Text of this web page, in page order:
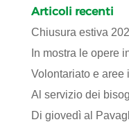
Articoli recenti
Chiusura estiva
In mostra le opere
Volontariato e aree
Al servizio dei
Di giovedì al